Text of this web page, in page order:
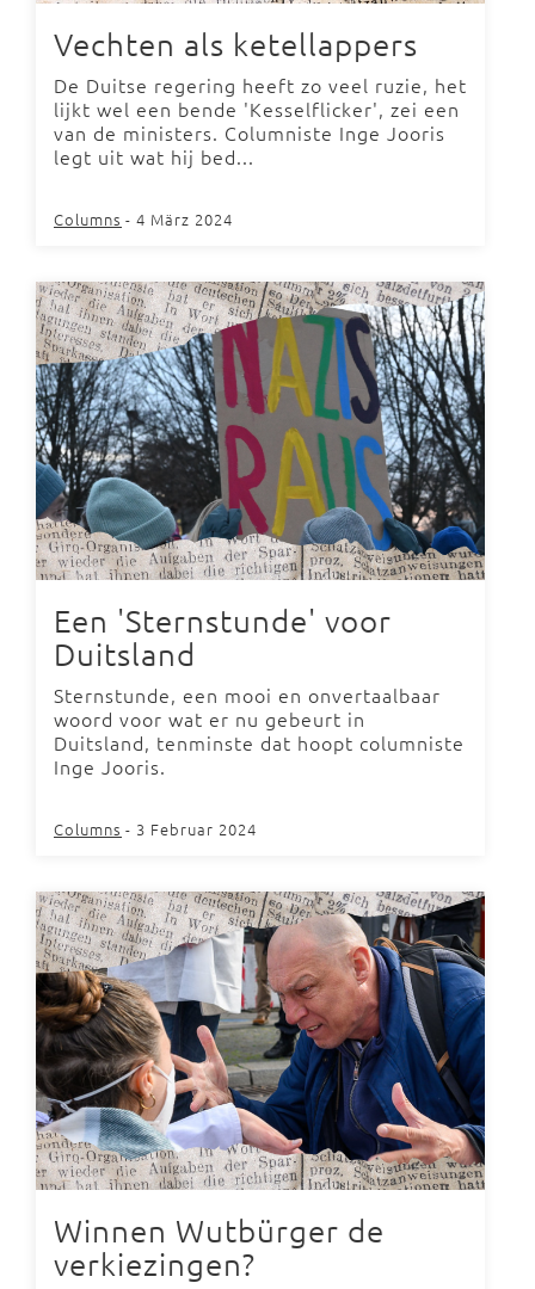
Vechten als ketellappers
De Duitse regering heeft zo veel ruzie, het
lijkt wel een bende 'Kesselflicker', zei een
van de ministers. Columniste Inge Jooris
legt uit wat hij bed...
Columns - 4 März 2024
Een 'Sternstunde' voor
Duitsland
Sternstunde, een mooi en onvertaalbaar
woord voor wat er nu gebeurt in
Duitsland, tenminste dat hoopt columniste
Inge Jooris.
Columns - 3 Februar 2024
Winnen Wutbürger de
verkiezingen?